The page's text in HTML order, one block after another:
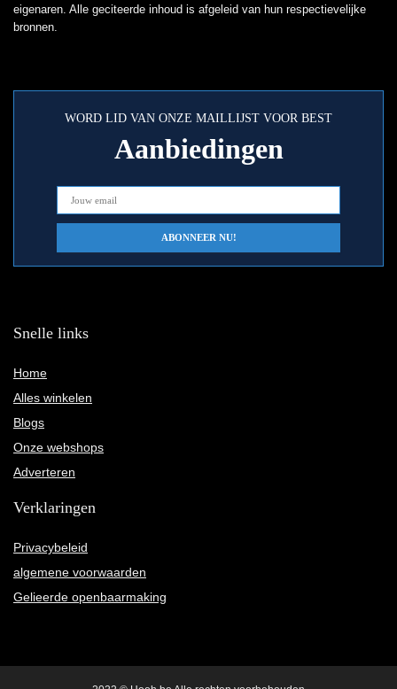
eigenaren. Alle geciteerde inhoud is afgeleid van hun respectievelijke
bronnen.
WORD LID VAN ONZE MAILLIJST VOOR BEST
Aanbiedingen
Snelle links
Home
Alles winkelen
Blogs
Onze webshops
Adverteren
Verklaringen
Privacybeleid
algemene voorwaarden
Gelieerde openbaarmaking